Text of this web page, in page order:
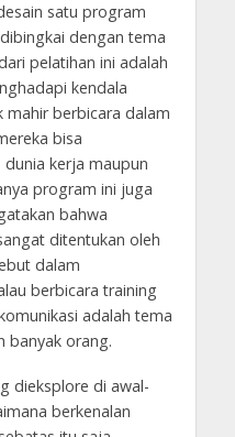
satu program
dengan tema
pelatihan ini adalah
kendala
mahir berbicara dalam
bisa
kerja maupun
program ini juga
bahwa
ditentukan oleh
dalam
berbicara training
adalah tema
banyak orang.
dieksplore di awal-
berkenalan